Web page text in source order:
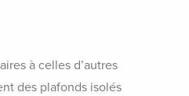
à celles d’autres
des plafonds isolés